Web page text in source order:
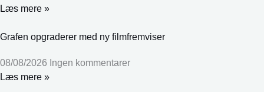
Læs mere »
Grafen opgraderer med ny filmfremviser
08/08/2026 Ingen kommentarer
Læs mere »